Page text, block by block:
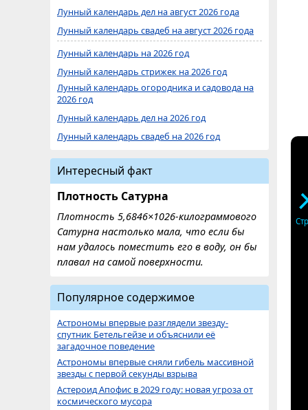
Лунный календарь дел на август 2026 года
Лунный календарь свадеб на август 2026 года
Лунный календарь на 2026 год
Лунный календарь стрижек на 2026 год
Лунный календарь огородника и садовода на
2026 год
Лунный календарь дел на 2026 год
Лунный календарь свадеб на 2026 год
Интересный факт
Плотность Сатурна
Плотность 5,6846×1026-килограммового
Сатурна настолько мала, что если бы
нам удалось поместить его в воду, он бы
плавал на самой поверхности.
Популярное содержимое
Астрономы впервые разглядели звезду-
спутник Бетельгейзе и объяснили её
загадочное поведение
Астрономы впервые сняли гибель массивной
звезды с первой секунды взрыва
Астероид Апофис в 2029 году: новая угроза от
космического мусора